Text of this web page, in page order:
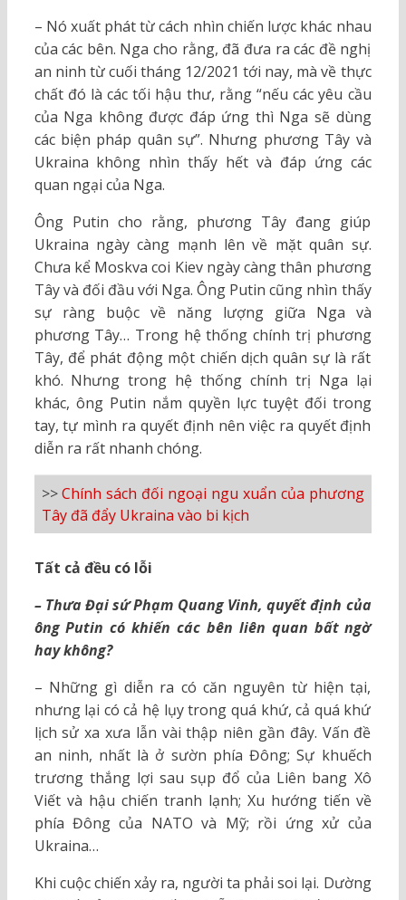
– Nó xuất phát từ cách nhìn chiến lược khác nhau
của các bên. Nga cho rằng, đã đưa ra các đề nghị
an ninh từ cuối tháng 12/2021 tới nay, mà về thực
chất đó là các tối hậu thư, rằng “nếu các yêu cầu
của Nga không được đáp ứng thì Nga sẽ dùng
các biện pháp quân sự”. Nhưng phương Tây và
Ukraina không nhìn thấy hết và đáp ứng các
quan ngại của Nga.
Ông Putin cho rằng, phương Tây đang giúp
Ukraina ngày càng mạnh lên về mặt quân sự.
Chưa kể Moskva coi Kiev ngày càng thân phương
Tây và đối đầu với Nga. Ông Putin cũng nhìn thấy
sự ràng buộc về năng lượng giữa Nga và
phương Tây… Trong hệ thống chính trị phương
Tây, để phát động một chiến dịch quân sự là rất
khó. Nhưng trong hệ thống chính trị Nga lại
khác, ông Putin nắm quyền lực tuyệt đối trong
tay, tự mình ra quyết định nên việc ra quyết định
diễn ra rất nhanh chóng.
>>Chính sách đối ngoại ngu xuẩn của phương
Tây đã đẩy Ukraina vào bi kịch
Tất cả đều có lỗi
– Thưa Đại sứ Phạm Quang Vinh, quyết định của
ông Putin có khiến các bên liên quan bất ngờ
hay không?
– Những gì diễn ra có căn nguyên từ hiện tại,
nhưng lại có cả hệ lụy trong quá khứ, cả quá khứ
lịch sử xa xưa lẫn vài thập niên gần đây. Vấn đề
an ninh, nhất là ở sườn phía Đông; Sự khuếch
trương thắng lợi sau sụp đổ của Liên bang Xô
Viết và hậu chiến tranh lạnh; Xu hướng tiến về
phía Đông của NATO và Mỹ; rồi ứng xử của
Ukraina…
Khi cuộc chiến xảy ra, người ta phải soi lại. Dường